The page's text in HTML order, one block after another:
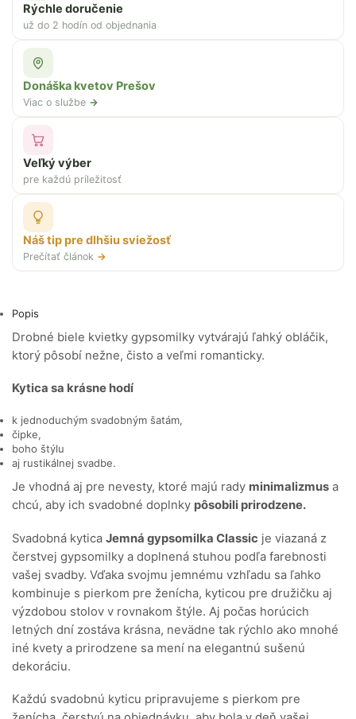
Rýchle doručenie
už do 2 hodín od objednania
Donáška kvetov Prešov
Viac o službe →
Veľký výber
pre každú príležitosť
Náš tip pre dlhšiu sviežosť
Prečítať článok →
Popis
Drobné biele kvietky gypsomilky vytvárajú ľahký obláčik,
ktorý pôsobí nežne, čisto a veľmi romanticky.
Kytica sa krásne hodí
k jednoduchým svadobným šatám,
čipke,
boho štýlu
aj rustikálnej svadbe.
Je vhodná aj pre nevesty, ktoré majú rady minimalizmus a
chcú, aby ich svadobné doplnky pôsobili prirodzene.
Svadobná kytica Jemná gypsomilka Classic je viazaná z
čerstvej gypsomilky a doplnená stuhou podľa farebnosti
vašej svadby. Vďaka svojmu jemnému vzhľadu sa ľahko
kombinuje s pierkom pre ženícha, kyticou pre družičku aj
výzdobou stolov v rovnakom štýle. Aj počas horúcich
letných dní zostáva krásna, nevädne tak rýchlo ako mnohé
iné kvety a prirodzene sa mení na elegantnú sušenú
dekoráciu.
Každú svadobnú kyticu pripravujeme s pierkom pre